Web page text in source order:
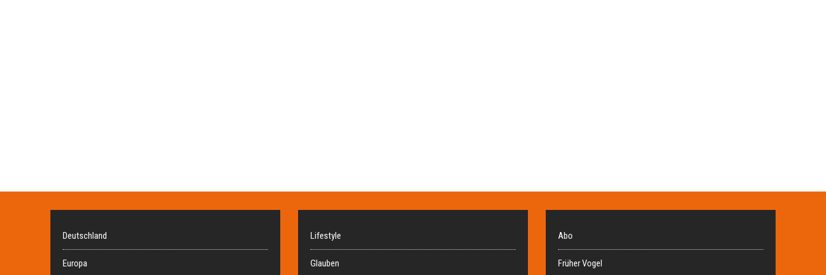
Deutschland
Europa
Lifestyle
Glauben
Abo
Früher Vogel